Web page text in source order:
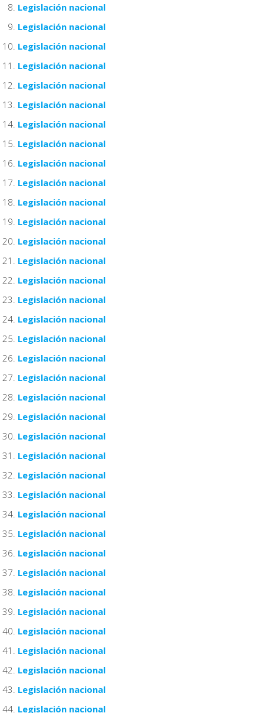
Legislación nacional
Legislación nacional
Legislación nacional
Legislación nacional
Legislación nacional
Legislación nacional
Legislación nacional
Legislación nacional
Legislación nacional
Legislación nacional
Legislación nacional
Legislación nacional
Legislación nacional
Legislación nacional
Legislación nacional
Legislación nacional
Legislación nacional
Legislación nacional
Legislación nacional
Legislación nacional
Legislación nacional
Legislación nacional
Legislación nacional
Legislación nacional
Legislación nacional
Legislación nacional
Legislación nacional
Legislación nacional
Legislación nacional
Legislación nacional
Legislación nacional
Legislación nacional
Legislación nacional
Legislación nacional
Legislación nacional
Legislación nacional
Legislación nacional